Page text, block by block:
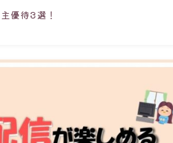
優待3選！